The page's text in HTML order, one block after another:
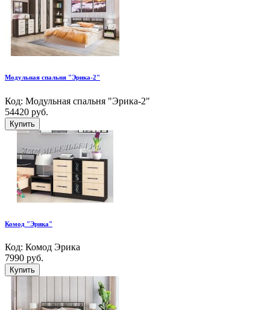
Модульная спальня "Эрика-2"
Код: Модульная спальня "Эрика-2"
54420 руб.
Купить
Комод "Эрика"
Код: Комод Эрика
7990 руб.
Купить